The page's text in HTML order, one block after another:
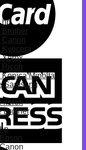
hp
Brother
Canon
Kyocera
Xerox
Ricoh
Konica Minolta
Samsung
xerox
Brother